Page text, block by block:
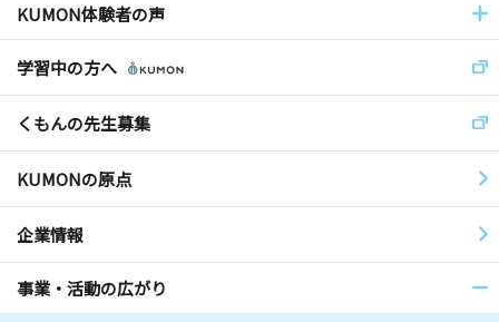
KUMON体験者の声
学習中の方へ
くもんの先生募集
KUMONの原点
企業情報
事業・活動の広がり